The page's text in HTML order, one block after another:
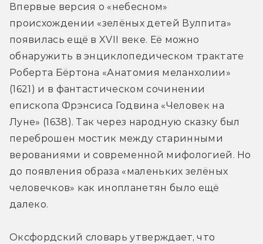
Впервые версия о «небесном»
происхождении «зелёных детей Вулпита»
появилась ещё в XVII веке. Её можно
обнаружить в энциклопедическом трактате
Роберта Бёртона «Анатомия меланхолии»
(1621) и в фантастическом сочинении
епископа Фрэнсиса Годвина «Человек на
Луне» (1638). Так через народную сказку был
переброшен мостик между старинными
верованиями и современной мифологией. Но
до появления образа «маленьких зелёных
человечков» как инопланетян было ещё
далеко.
Оксфордский словарь утверждает, что